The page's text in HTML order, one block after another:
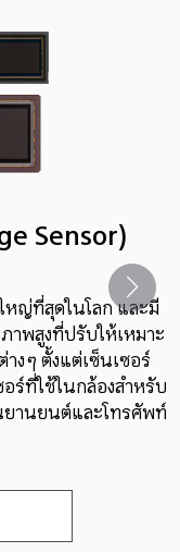
Sensor)
หญ่ที่สุดในโลก และมี
พสูงที่ปรับให้เหมาะ
งๆ ตั้งแต่เซ็นเซอร์
ร์ที่ใช้ในกล้องสำหรับ
ยานยนต์และโทรศัพท์